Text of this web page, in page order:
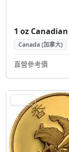
Canada (加拿大)
直營參考價
GOLD